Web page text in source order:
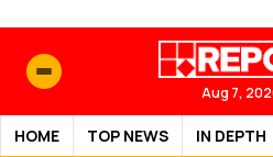
Aug 7,
HOME TOP NEWS IN DEPTH